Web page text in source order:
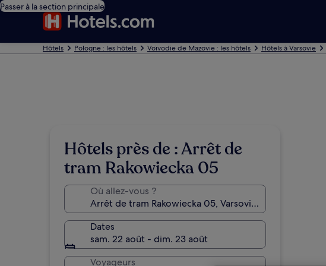
Passer à la section principale
Hôtels Pologne : les hôtels Voïvodie de Mazovie : les hôtels Hôtels à Varsovie
Hôtels près de : Arrêt de
tram Rakowiecka 05
Où allez-vous ?
Dates
sam. 22 août - dim. 23 août
Voyageurs